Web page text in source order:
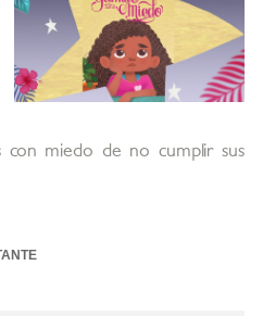
con miedo de no cumplir sus